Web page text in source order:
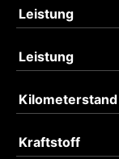
Leistung
Leistung
Kilometerstand
Kraftstoff